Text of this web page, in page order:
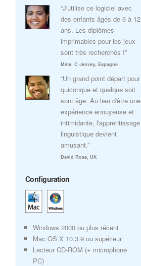
“J'utilise ce logiciel avec
des enfants âgés de 6 à 12
ans. Les diplômes
imprimables pour les jeux
sont très recherchés !”
Mme. C Jenvey, Espagne
“Un grand point départ pour
quiconque et quelque soit
sont âge. Au lieu d'être une
expérience ennuyeuse et
intimidante, l'apprentissage
linguistique devient
amusant.”
David Rose, UK
Configuration
Windows 2000 ou plus récent
Mac OS X 10.3.9 ou supérieur
Lecteur CD-ROM (+ microphone
PC)